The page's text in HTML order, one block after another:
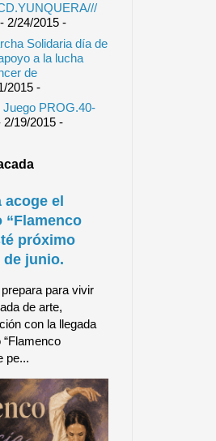
2/24/2015-
Solidaria día de
a la lucha
de
2015-
Juego PROG.40-
19/2015-
el
“Flamenco
próximo
de junio.
para vivir
de arte,
con la llegada
pe...